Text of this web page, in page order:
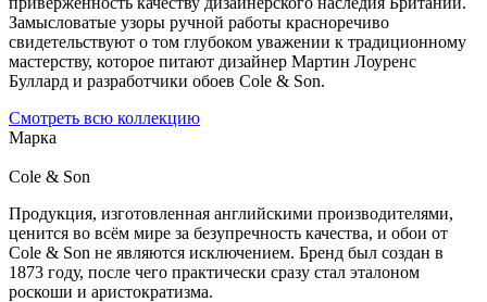
Замысловатые узоры ручной работы красноречиво
свидетельствуют о том глубоком уважении к традиционному
мастерству, которое питают дизайнер Мартин Лоуренс
Буллард и разработчики обоев Cole & Son.
Смотреть всю коллекцию
Марка
Cole & Son
Продукция, изготовленная английскими производителями,
ценится во всём мире за безупречность качества, и обои от
Cole & Son не являются исключением. Бренд был создан в
1873 году, после чего практически сразу стал эталоном
роскоши и аристократизма.